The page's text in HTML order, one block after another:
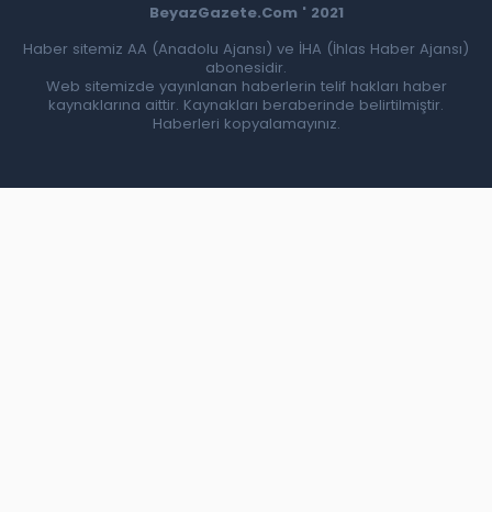
BeyazGazete.Com ' 2021
Haber sitemiz AA (Anadolu Ajansı) ve İHA (İhlas Haber Ajansı)
abonesidir.
Web sitemizde yayınlanan haberlerin telif hakları haber
kaynaklarına aittir. Kaynakları beraberinde belirtilmiştir.
Haberleri kopyalamayınız.